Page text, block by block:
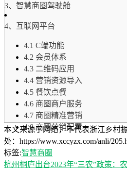
3、智慧商圈驾驶舱
4、互联网平台
4.1 C端功能
4.2 会员体系
4.3 二维码应用
4.4 营销资源导入
4.5 餐饮点餐
4.6 商圈商户服务
4.7 商圈精准营销
4.8 商圈营销配置
本文来源于网络，不代表浙江乡村
处：https://www.xccyzx.com/anli/
标签:智慧商圈
杭州桐庐出台2023年“三农”政策：